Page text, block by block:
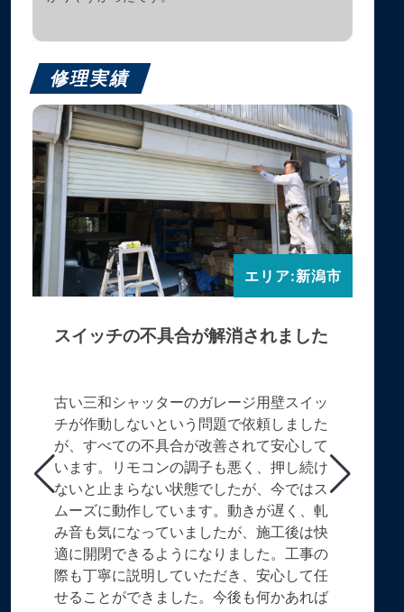
修理実績
エリア:新潟市
スイッチの不具合が解消されました
古い三和シャッターのガレージ用壁スイッ
チが作動しないという問題で依頼しました
が、すべての不具合が改善されて安心して
います。リモコンの調子も悪く、押し続け
ないと止まらない状態でしたが、今ではス
ムーズに動作しています。動きが遅く、軋
み音も気になっていましたが、施工後は快
適に開閉できるようになりました。工事の
際も丁寧に説明していただき、安心して任
せることができました。今後も何かあれば